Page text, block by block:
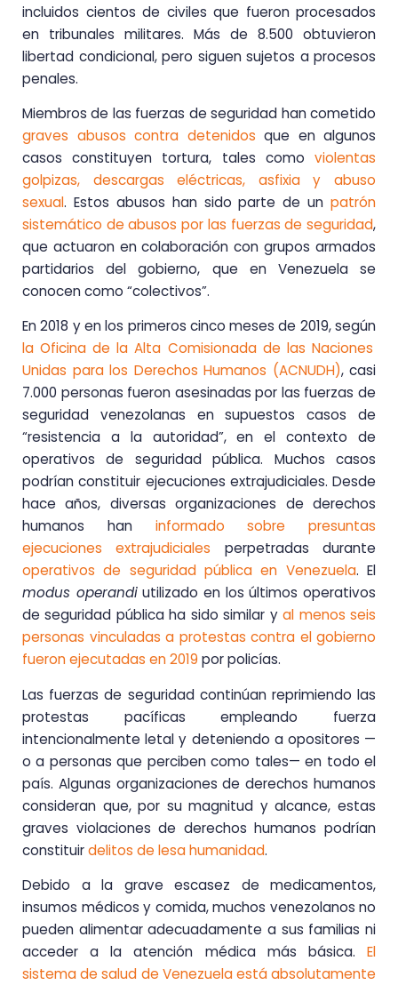
incluidos cientos de civiles que fueron procesados
en tribunales militares. Más de 8.500 obtuvieron
libertad condicional, pero siguen sujetos a procesos
penales.
Miembros de las fuerzas de seguridad han cometido
graves abusos contra detenidos que en algunos
casos constituyen tortura, tales como violentas
golpizas, descargas eléctricas, asfixia y abuso
sexual. Estos abusos han sido parte de un patrón
sistemático de abusos por las fuerzas de seguridad,
que actuaron en colaboración con grupos armados
partidarios del gobierno, que en Venezuela se
conocen como “colectivos”.
En 2018 y en los primeros cinco meses de 2019, según
la Oficina de la Alta Comisionada de las Naciones
Unidas para los Derechos Humanos (ACNUDH), casi
7.000 personas fueron asesinadas por las fuerzas de
seguridad venezolanas en supuestos casos de
“resistencia a la autoridad”, en el contexto de
operativos de seguridad pública. Muchos casos
podrían constituir ejecuciones extrajudiciales. Desde
hace años, diversas organizaciones de derechos
humanos han informado sobre presuntas
ejecuciones extrajudiciales perpetradas durante
operativos de seguridad pública en Venezuela. El
modus operandiutilizado en los últimos operativos
de seguridad pública ha sido similar yal menos seis
personas vinculadas a protestas contra el gobierno
fueron ejecutadas en 2019 por policías.
Las fuerzas de seguridad continúan reprimiendo las
protestas pacíficas empleando fuerza
intencionalmente letal y deteniendo a opositores —
o a personas que perciben como tales— en todo el
país. Algunas organizaciones de derechos humanos
consideran que, por su magnitud y alcance, estas
graves violaciones de derechos humanos podrían
constituirdelitos de lesa humanidad.
Debido a la grave escasez de medicamentos,
insumos médicos y comida, muchos venezolanos no
pueden alimentar adecuadamente a sus familias ni
acceder a la atención médica más básica. El
sistema de salud de Venezuela está absolutamente